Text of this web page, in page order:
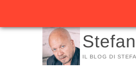
Vai
IL BLOG DI